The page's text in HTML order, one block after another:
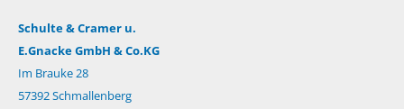
Schulte & Cramer u.
E.Gnacke GmbH & Co.KG
Im Brauke 28
57392 Schmallenberg